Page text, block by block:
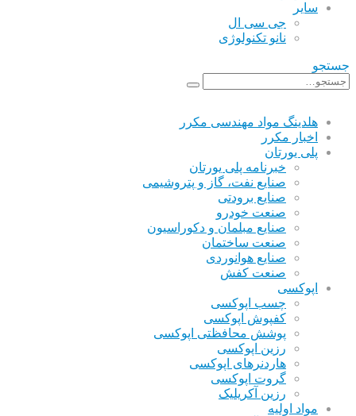
سایر
جی سی ال
نانو تکنولوژی
جستجو
هلدینگ مواد مهندسی مکرر
اخبار مکرر
پلی یورتان
خبرنامه پلی یورتان
صنایع نفت، گاز و پتروشیمی
صنایع برودتی
صنعت خودرو
صنایع مبلمان و دکوراسیون
صنعت ساختمان
صنایع هوانوردی
صنعت کفش
اپوکسی
چسب اپوکسی
کفپوش اپوکسی
پوشش محافظتی اپوکسی
رزین اپوکسی
هاردنرهای اپوکسی
گروت اپوکسی
رزین آکریلیک
مواد اولیه